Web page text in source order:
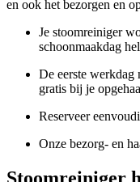
en ook het bezorgen en
Je stoomreiniger
schoonmaakdag
De eerste
gratis bij je
Reserveer
Onze bezorg- en
Stoomreiniger